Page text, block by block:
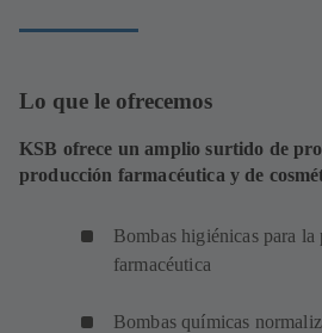
Lo que le ofrecemos
KSB ofrece un amplio surtido de
producción farmacéutica y de
Bombas higiénicas para
farmacéutica
Bombas químicas